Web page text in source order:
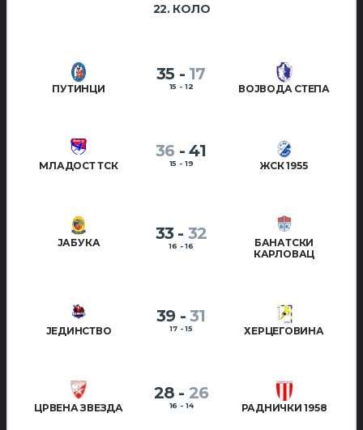
22. КОЛО
ПУТИНЦИ
35 - 17
15 - 12 ВОЈВОДА СТЕПА
МЛАДОСТ ТСК
36 - 41
15 - 19 ЖСК 1955
ЈАБУКА 33 - 32
16 - 16
БАНАТСКИ
КАРЛОВАЦ
ЈЕДИНСТВО
39 - 31
17 - 15 ХЕРЦЕГОВИНА
ЦРВЕНА ЗВЕЗДА
28 - 26
16 - 14 РАДНИЧКИ 1958